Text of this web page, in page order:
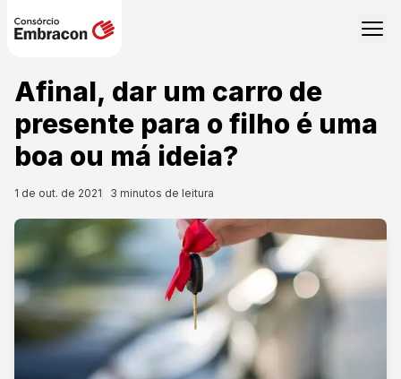
Afinal, dar um carro de
presente para o filho é uma
boa ou má ideia?
1 de out. de 2021 3 minutos de leitura